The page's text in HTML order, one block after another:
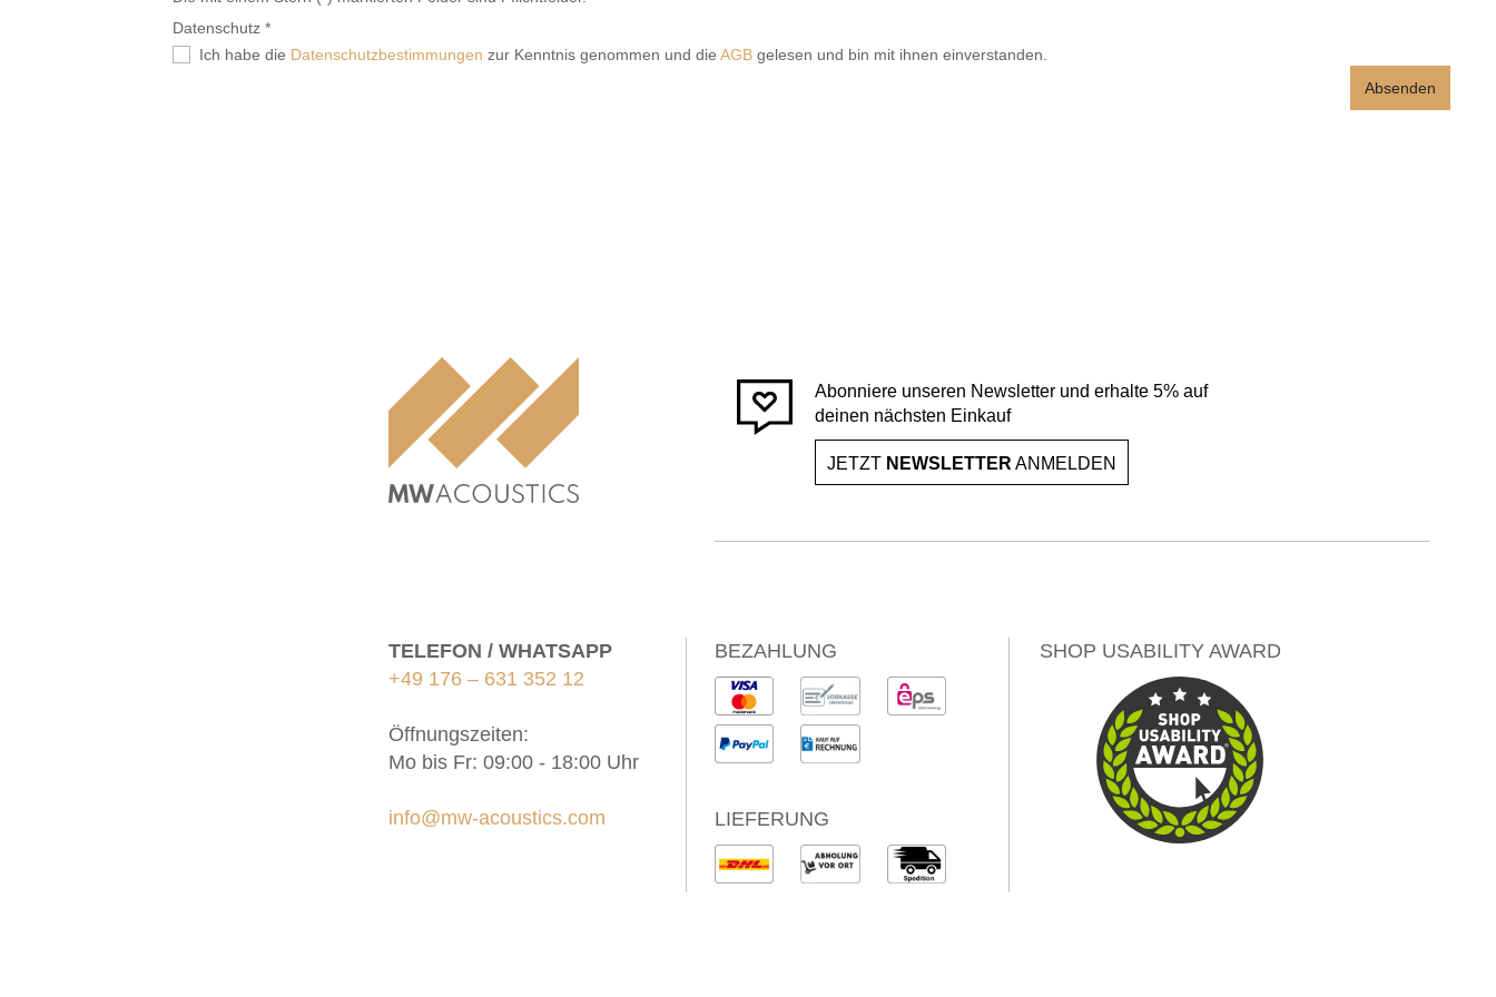
Datenschutz *
Ich habe die Datenschutzbestimmungen zur Kenntnis genommen und dieAGB gelesen und bin mit ihnen einverstanden.
Absenden
Abonniere unseren Newsletter und erhalte 5% auf
deinen nächsten Einkauf
JETZT NEWSLETTER ANMELDEN
TELEFON / WHATSAPP
+49 176 – 631 352 12
Öffnungszeiten:
Mo bis Fr: 09:00 - 18:00 Uhr
info@mw-acoustics.com
BEZAHLUNG
LIEFERUNG
SHOP USABILITY AWARD